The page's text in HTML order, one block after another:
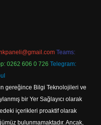
Teams:
0262 606 0 726 Telegram:
gereğince Bilgi Teknolojileri ve
bir Yer Sağlayıcı olarak
içerikleri proaktif olarak
bulunmamaktadır. Ancak,